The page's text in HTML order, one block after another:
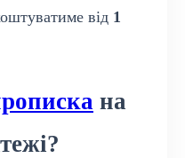
від 1
на